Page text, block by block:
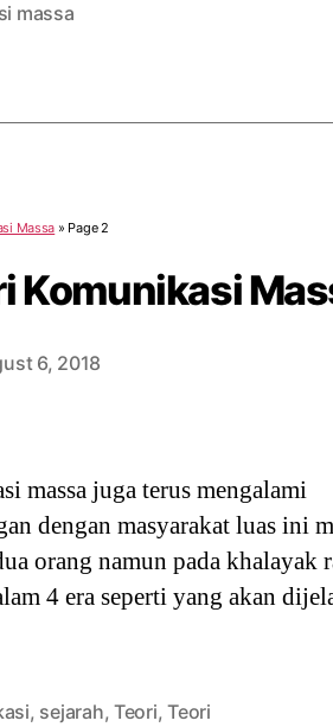
massa
Massa » Page 2
Komunikasi
6, 2018
massa juga terus mengalami
dengan masyarakat luas ini
orang namun pada khalayak
4 era seperti yang akan
, sejarah,Teori,Teori